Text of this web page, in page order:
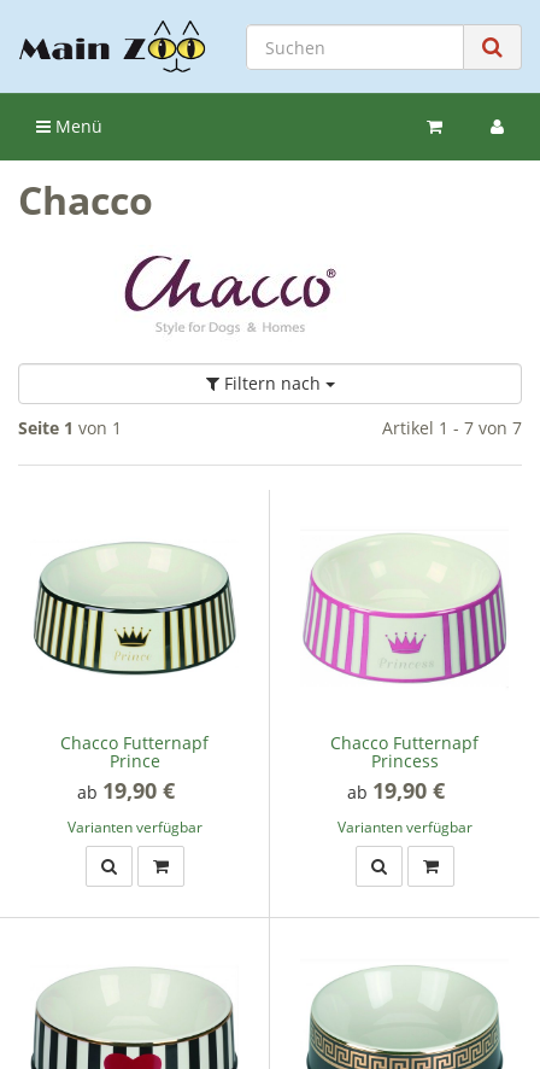
Menü
Chacco
Filtern nach
Seite 1 von 1 Artikel 1 - 7 von 7
Chacco Futternapf
Prince
ab 19,90 €
Varianten verfügbar
Chacco Futternapf
Princess
ab 19,90 €
Varianten verfügbar